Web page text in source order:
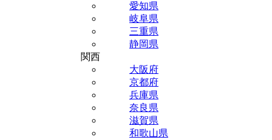
愛知県
岐阜県
三重県
静岡県
関西
大阪府
京都府
兵庫県
奈良県
滋賀県
和歌山県